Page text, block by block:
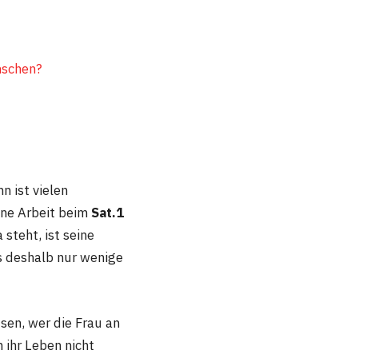
ist vielen
Arbeit beimSat.1
steht, ist seine
deshalb nur wenige
wer die Frau an
ihr Leben nicht